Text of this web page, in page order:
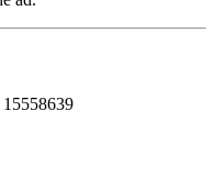
15558639